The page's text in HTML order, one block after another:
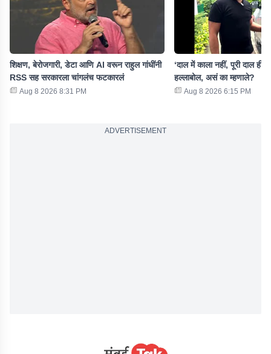
शिक्षण, बेरोजगारी, डेटा आणि AI वरून राहुल गांधींनी
RSS सह सरकारला चांगलंच फटकारलं
Aug 8 2026 8:31 PM
‘दाल में काला नहीं, पूरी दाल
हल्लाबोल, असं का म्हणाले?
Aug 8 2026 6:15 PM
ADVERTISEMENT